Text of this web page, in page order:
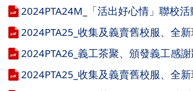
2024PTA24M_「活出好心情」聯校
2024PTA25_收集及義賣舊校服、全
2024PTA26_義工茶聚、頒發義工感
2024PTA25_收集及義賣舊校服、全